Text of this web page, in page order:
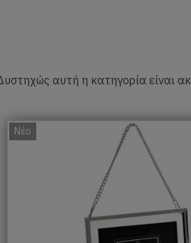
αυτή η κατηγορία είναι
Νέο